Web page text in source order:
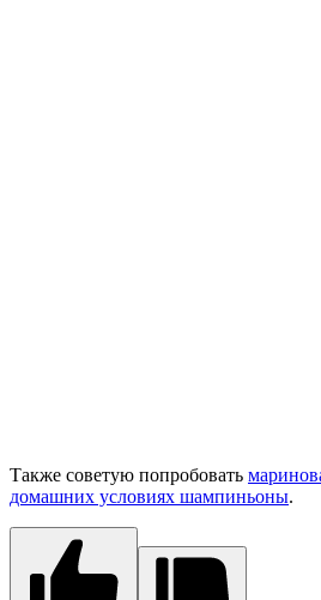
Также советую попробовать
домашних условиях шампиньоны.